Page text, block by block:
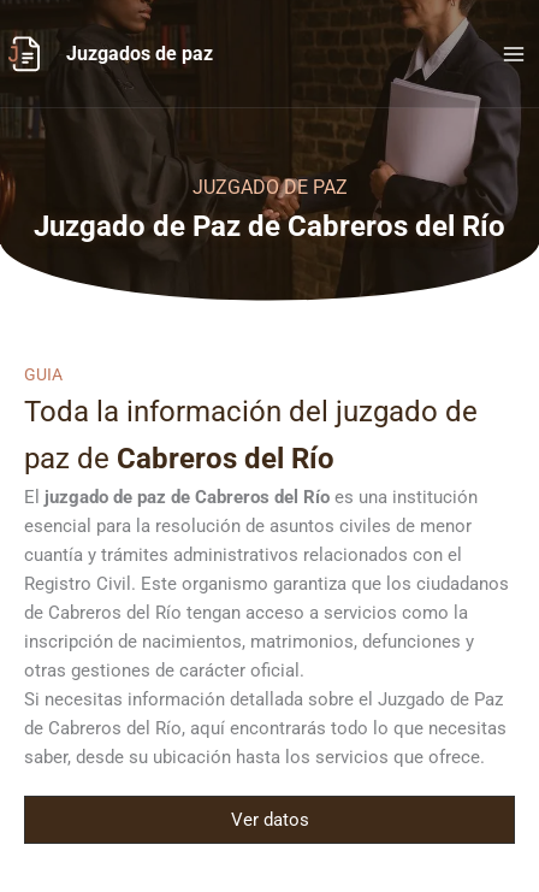
al
contenido
Juzgados de paz
JUZGADO DE PAZ
Juzgado de Paz de Cabreros del Río
GUIA
Toda la información del juzgado de
paz de Cabreros del Río
El juzgado de paz de Cabreros del Río es una institución
esencial para la resolución de asuntos civiles de menor
cuantía y trámites administrativos relacionados con el
Registro Civil. Este organismo garantiza que los ciudadanos
de Cabreros del Río tengan acceso a servicios como la
inscripción de nacimientos, matrimonios, defunciones y
otras gestiones de carácter oficial.
Si necesitas información detallada sobre el Juzgado de Paz
de Cabreros del Río, aquí encontrarás todo lo que necesitas
saber, desde su ubicación hasta los servicios que ofrece.
Ver datos